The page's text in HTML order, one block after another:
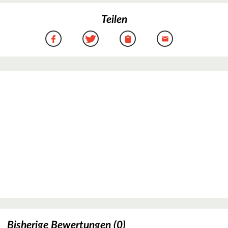
Teilen
Bisherige Bewertungen (0)